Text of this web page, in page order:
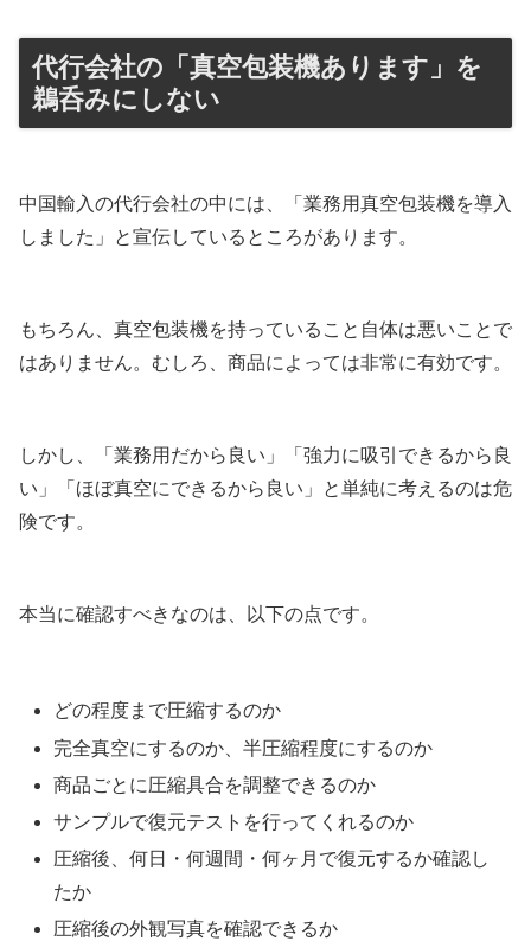
代行会社の「真空包装機あります」を
鵜呑みにしない
中国輸入の代行会社の中には、「業務用真空包装機を導入
しました」と宣伝しているところがあります。
もちろん、真空包装機を持っていること自体は悪いことで
はありません。むしろ、商品によっては非常に有効です。
しかし、「業務用だから良い」「強力に吸引できるから良
い」「ほぼ真空にできるから良い」と単純に考えるのは危
険です。
本当に確認すべきなのは、以下の点です。
どの程度まで圧縮するのか
完全真空にするのか、半圧縮程度にするのか
商品ごとに圧縮具合を調整できるのか
サンプルで復元テストを行ってくれるのか
圧縮後、何日・何週間・何ヶ月で復元するか確認し
たか
圧縮後の外観写真を確認できるか